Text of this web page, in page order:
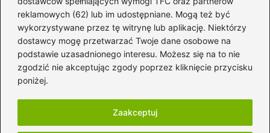
reklamowych (62) lub im udostępniane. Mogą też być
wykorzystywane przez tę witrynę lub aplikację. Niektórzy
dostawcy mogę przetwarzać Twoje dane osobowe na
podstawie uzasadnionego interesu. Możesz się na to nie
zgodzić nie akceptując zgody poprzez kliknięcie przycisku
poniżej.
Zaakceptuj
muzycznych zasługuje na twoją uwagę?
Eminem: Kiedy zmarł naprawdę?
Odkrywamy prawdę o jego życiu i
plotkach
TIDAL w T-Mobile: Odkryj najważniejsze
informacje o tej unikalnej ofercie